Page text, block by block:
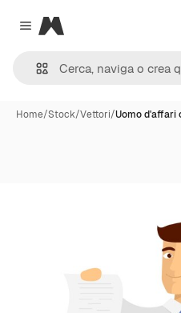
Close menu
Magnific
Home/Stock/Vettori/Uomo d'affari